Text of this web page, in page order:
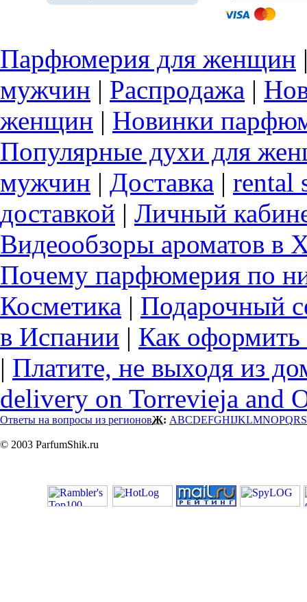
Парфюмерия для женщин
мужчин | Распродажа |
женщин | Новинки
Популярные духи для
мужчин | Доставка | rental
доставкой | Личный
Видеообзоры ароматов в
Почему парфюмерия по
Косметика | Подарочный
в Испании | Как оформить
| Платите, не выходя из
delivery on Torrevieja and
Ответы на вопросы из регионовЖ: ABCDEFGHIJKLMNOPQRS
© 2003 ParfumShik.ru